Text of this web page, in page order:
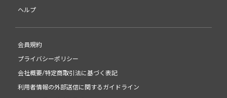
ヘルプ
会員規約
プライバシーポリシー
会社概要/特定商取引法に基づく表記
利用者情報の外部送信に関するガイドライン